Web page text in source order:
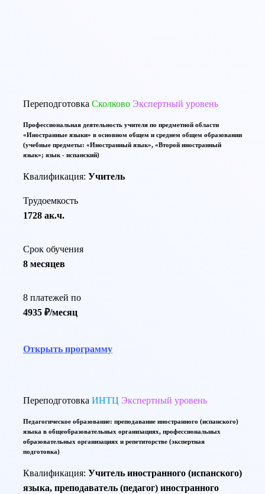
Переподготовка Сколково Экспертный уровень
Профессиональная деятельность учителя по предметной области
«Иностранные языки» в основном общем и среднем общем образовании
(учебные предметы: «Иностранный язык», «Второй иностранный
язык»; язык - испанский)
Квалификация: Учитель
Трудоемкость
1728 ак.ч.
Срок обучения
8 месяцев
8 платежей по
4935 ₽/месяц
Открыть программу
Переподготовка ИНТЦ Экспертный уровень
Педагогическое образование: преподавание иностранного (испанского)
языка в общеобразовательных организациях, профессиональных
образовательных организациях и репетиторстве (экспертная
подготовка)
Квалификация: Учитель иностранного (испанского)
языка, преподаватель (педагог) иностранного